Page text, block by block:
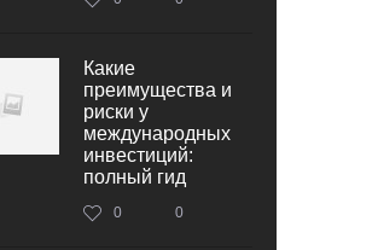
Какие
преимущества и
риски у
международных
инвестиций:
полный гид
0 0